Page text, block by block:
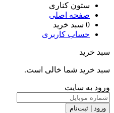
ستون کناری
صفحه اصلی
0 سبد خرید
حساب کاربری
سبد خرید
سبد خرید شما خالی است.
ورود به سایت
ورود | ثبت‌نام